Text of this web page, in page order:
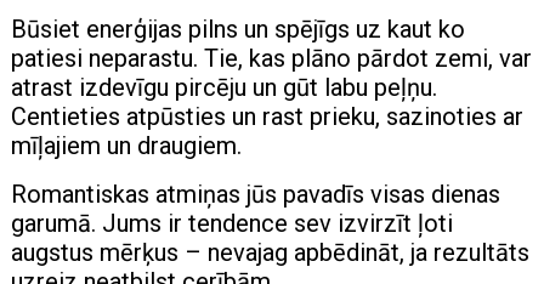
Būsiet enerģijas pilns un spējīgs uz kaut ko
patiesi neparastu. Tie, kas plāno pārdot zemi, var
atrast izdevīgu pircēju un gūt labu peļņu.
Centieties atpūsties un rast prieku, sazinoties ar
mīļajiem un draugiem.
Romantiskas atmiņas jūs pavadīs visas dienas
garumā. Jums ir tendence sev izvirzīt ļoti
augstus mērķus – nevajag apbēdināt, ja rezultāts